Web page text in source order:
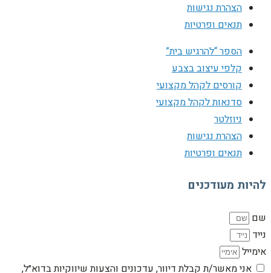
הצהרת נגישות
תנאים ופרטיות
הספר “להרגיש בית”
קלפי עיצוב בצבע
קורסים לקהל מקצועי
סדנאות לקהל מקצועי
ניוזלטר
הצהרת נגישות
תנאים ופרטיות
להיות מעודכנים
שם
נייד
אימייל
אני מאשר/ת קבלת דיוור, עדכונים והצעות שיווקיות בדוא״ל,